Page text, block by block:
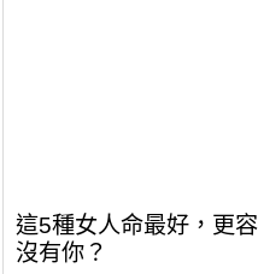
這5種女人命最好，更
沒有你？